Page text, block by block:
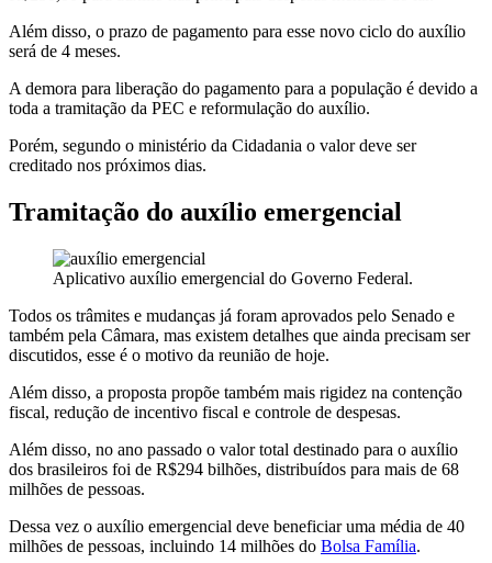
Além disso, o prazo de pagamento para esse novo ciclo do auxílio
será de 4 meses.
A demora para liberação do pagamento para a população é devido a
toda a tramitação da PEC e reformulação do auxílio.
Porém, segundo o ministério da Cidadania o valor deve ser
creditado nos próximos dias.
Tramitação do auxílio emergencial
Aplicativo auxílio emergencial do Governo Federal.
Todos os trâmites e mudanças já foram aprovados pelo Senado e
também pela Câmara, mas existem detalhes que ainda precisam ser
discutidos, esse é o motivo da reunião de hoje.
Além disso, a proposta propõe também mais rigidez na contenção
fiscal, redução de incentivo fiscal e controle de despesas.
Além disso, no ano passado o valor total destinado para o auxílio
dos brasileiros foi de R$294 bilhões, distribuídos para mais de 68
milhões de pessoas.
Dessa vez o auxílio emergencial deve beneficiar uma média de 40
milhões de pessoas, incluindo 14 milhões do Bolsa Família.